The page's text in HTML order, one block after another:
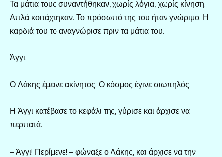
Τα μάτια τους συναντήθηκαν, χωρίς λόγια, χωρίς κίνηση.
Απλά κοιτάχτηκαν. Το πρόσωπό της του ήταν γνώριμο. Η
καρδιά του το αναγνώρισε πριν τα μάτια του.
Άγγι.
Ο Λάκης έμεινε ακίνητος. Ο κόσμος έγινε σιωπηλός.
Η Άγγι κατέβασε το κεφάλι της, γύρισε και άρχισε να
περπατά.
– Άγγι! Περίμενε! – φώναξε ο Λάκης, και άρχισε να την